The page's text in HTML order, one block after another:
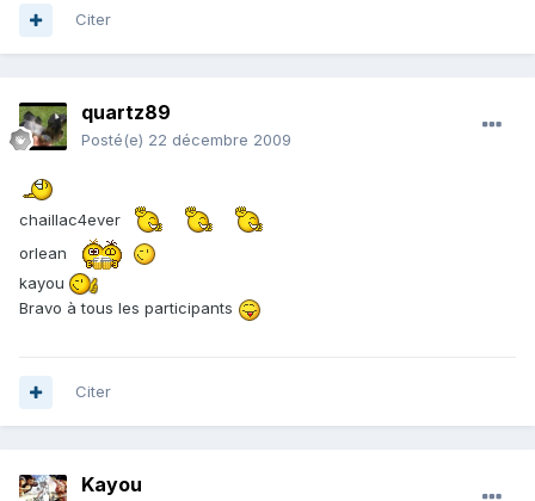
Citer
quartz89
Posté(e) 22 décembre 2009
chaillac4ever
orlean
kayou
Bravo à tous les participants
Citer
Kayou